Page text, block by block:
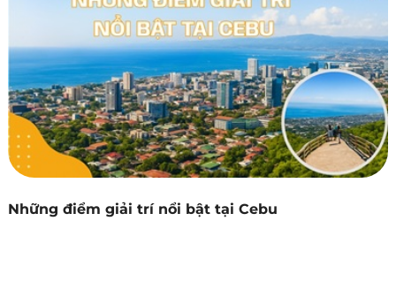
Những điểm giải trí nổi bật tại Cebu